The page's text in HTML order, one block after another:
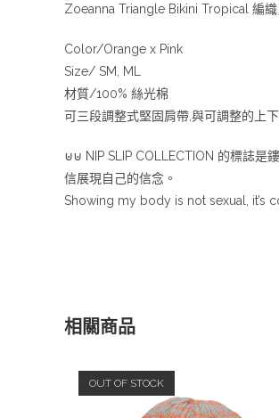
Zoeanna Triangle Bikini Tropical 編
Color/Orange x Pink
Size/ SM, ML
材質/100% 絲光棉
可三段調整式堅固肩帶,與可調整的上下
⊍⊍ NIP SLIP COLLECTION 的標誌是
信展現自己的信念。
Showing my body is not sexual, it’s
相關商品
OUT OF STOCK